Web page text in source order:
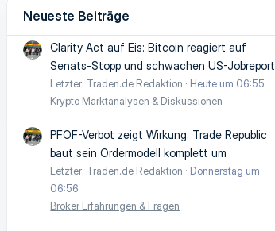
Neueste Beiträge
Clarity Act auf Eis: Bitcoin reagiert auf
Senats-Stopp und schwachen US-Jobreport
Letzter: Traden.de Redaktion
Heute um 06:55
Krypto Marktanalysen & Diskussionen
PFOF-Verbot zeigt Wirkung: Trade Republic
baut sein Ordermodell komplett um
Letzter: Traden.de Redaktion
Donnerstag um
06:56
Broker Erfahrungen & Fragen